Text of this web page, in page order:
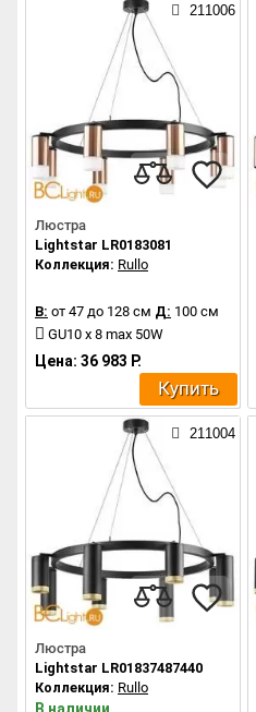
211006
Люстра
Lightstar LR0183081
Коллекция: Rullo
В: от 47 до 128 см Д: 100 см
GU10 x 8 max 50W
Цена: 36 983 Р.
Купить
211004
Люстра
Lightstar LR01837487440
Коллекция: Rullo
В наличии